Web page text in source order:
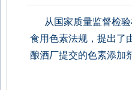
从国家质量监督检验
食用色素法规，提出了
酿酒厂提交的色素添加